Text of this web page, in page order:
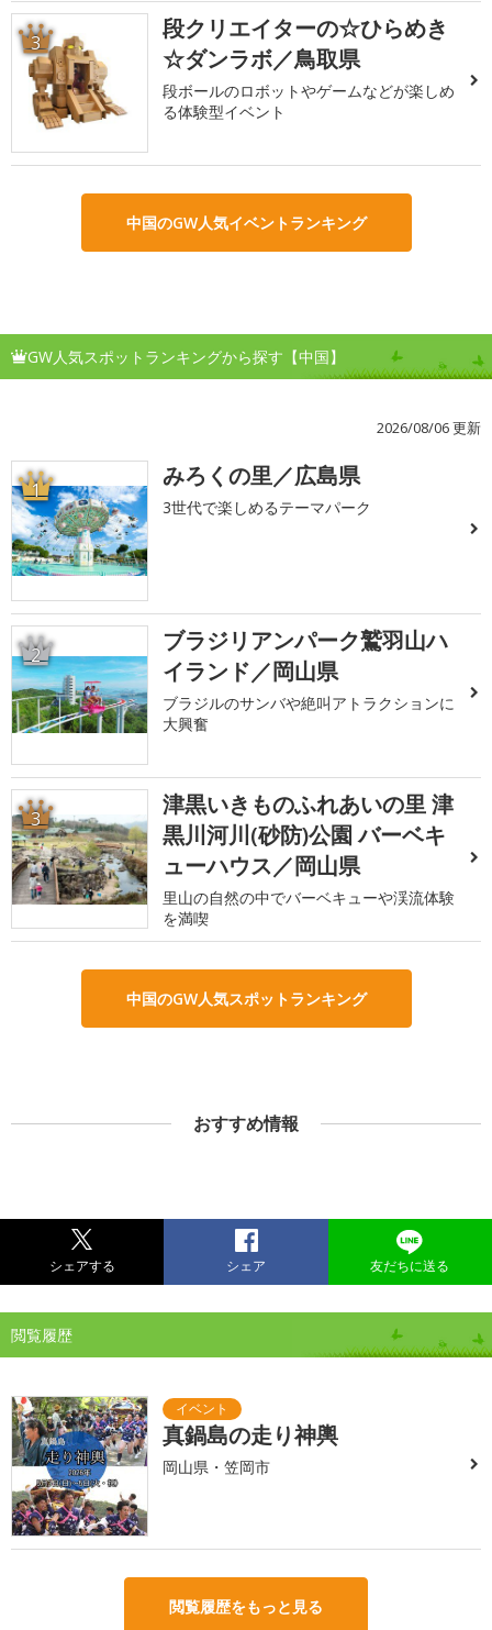
3
段クリエイターの☆ひらめき
☆ダンラボ／鳥取県
段ボールのロボットやゲームなどが楽しめ
る体験型イベント
中国のGW人気イベントランキング
GW人気スポットランキングから探す【中国】
2026/08/06 更新
1 みろくの里／広島県
3世代で楽しめるテーマパーク
2
ブラジリアンパーク鷲羽山ハ
イランド／岡山県
ブラジルのサンバや絶叫アトラクションに
大興奮
3
津黒いきものふれあいの里 津
黒川河川(砂防)公園 バーベキ
ューハウス／岡山県
里山の自然の中でバーベキューや渓流体験
を満喫
中国のGW人気スポットランキング
おすすめ情報
シェアする シェア 友だちに送る
閲覧履歴
真鍋島の走り神輿
岡山県・笠岡市
閲覧履歴をもっと見る